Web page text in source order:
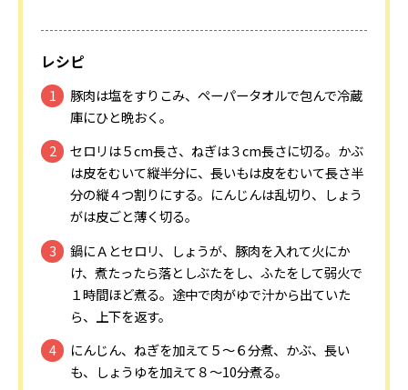
レシピ
豚肉は塩をすりこみ、ペーパータオルで包んで冷蔵
庫にひと晩おく。
セロリは５cm長さ、ねぎは３cm長さに切る。かぶ
は皮をむいて縦半分に、長いもは皮をむいて長さ半
分の縦４つ割りにする。にんじんは乱切り、しょう
がは皮ごと薄く切る。
鍋にＡとセロリ、しょうが、豚肉を入れて火にか
け、煮たったら落としぶたをし、ふたをして弱火で
１時間ほど煮る。途中で肉がゆで汁から出ていた
ら、上下を返す。
にんじん、ねぎを加えて５～６分煮、かぶ、長い
も、しょうゆを加えて８～10分煮る。